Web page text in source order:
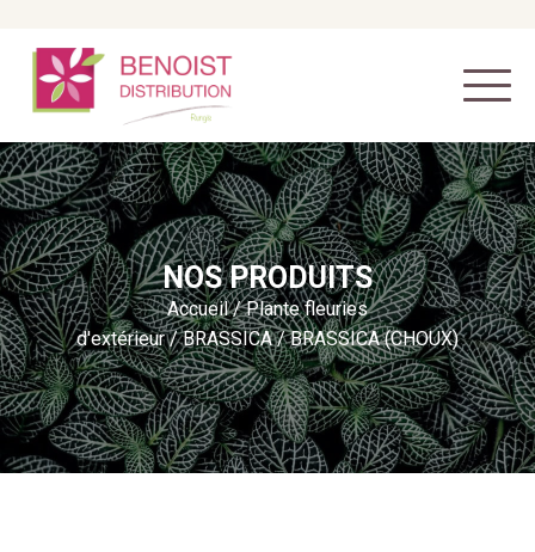
NOS PRODUITS
Accueil/Plante fleuries
d'extérieur/BRASSICA/ BRASSICA (CHOUX)